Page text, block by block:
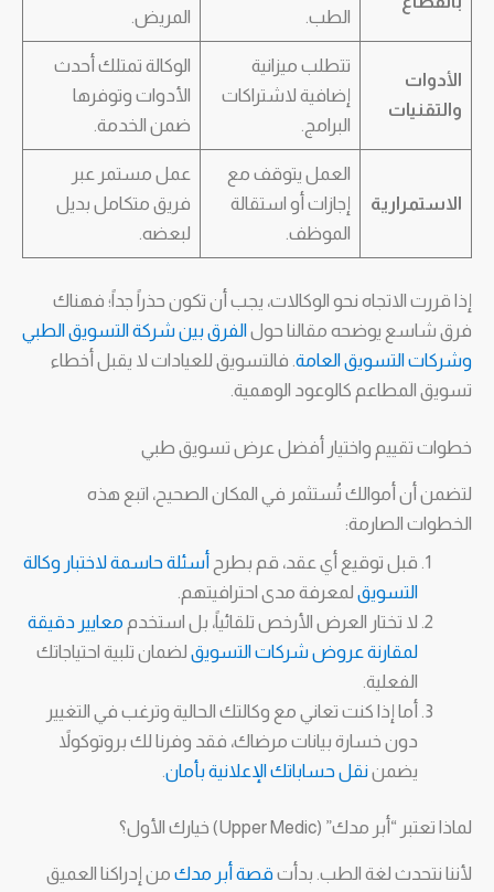
الطب. المريض.
الأدوات
والتقنيات
تتطلب ميزانية
إضافية لاشتراكات
البرامج.
الوكالة تمتلك أحدث
الأدوات وتوفرها
ضمن الخدمة.
الاستمرارية
العمل يتوقف مع
إجازات أو استقالة
الموظف.
عمل مستمر عبر
فريق متكامل بديل
لبعضه.
إذا قررت الاتجاه نحو الوكالات، يجب أن تكون حذراً جداً؛ فهناك
فرق شاسع يوضحه مقالنا حولالفرق بين شركة التسويق الطبي
وشركات التسويق العامة . فالتسويق للعيادات لا يقبل أخطاء
تسويق المطاعم كالوعود الوهمية.
خطوات تقييم واختيار أفضل عرض تسويق طبي
لتضمن أن أموالك تُستثمر في المكان الصحيح، اتبع هذه
الخطوات الصارمة:
قبل توقيع أي عقد، قم بطرح أسئلة حاسمة لاختبار وكالة
التسويق لمعرفة مدى احترافيتهم.
لا تختار العرض الأرخص تلقائياً، بل استخدم معايير دقيقة
لمقارنة عروض شركات التسويق لضمان تلبية احتياجاتك
الفعلية.
أما إذا كنت تعاني مع وكالتك الحالية وترغب في التغيير
دون خسارة بيانات مرضاك، فقد وفرنا لك بروتوكولاً
يضمننقل حساباتك الإعلانية بأمان
لماذا تعتبر “أبر مدك” (Upper Medic) خيارك الأول؟
لأننا نتحدث لغة الطب. بدأتقصة أبر مدك من إدراكنا العميق